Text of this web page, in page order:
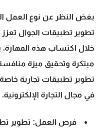
بغض النظر عن نوع العمل
تطوير تطبيقات الجوال
خلال اكتساب هذه
مبتكرة وتحقيق ميزة
تطوير تطبيقات تجارية
في مجال التجارة الإلكترونية.
فرص العمل: تطوير